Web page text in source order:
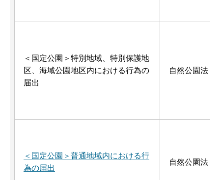
＜国定公園＞特別地域、特別保護地
区、海域公園地区内における行為の
届出
自然公園法
＜国定公園＞普通地域内における行
為の届出
自然公園法